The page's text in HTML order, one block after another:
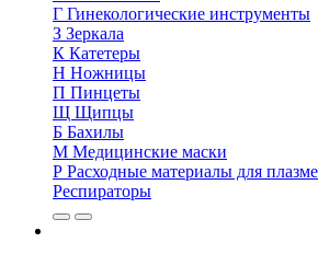
Г Гинекологические инструменты
З Зеркала
К Катетеры
Н Ножницы
П Пинцеты
Щ Щипцы
Б Бахилы
М Медицинские маски
Р Расходные материалы для
Респираторы